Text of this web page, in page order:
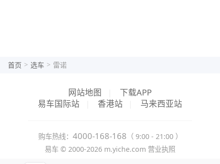
首页 > 选车 > 雷诺
网站地图
下载APP
易车国际站
香港站 马来西亚站
购车热线： 4000-168-168 （ 9:00 - 21:00 ）
易车 © 2000-2026 m.yiche.com 营业执照